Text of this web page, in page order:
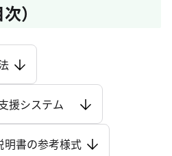
）
援システム
明書の参考様式